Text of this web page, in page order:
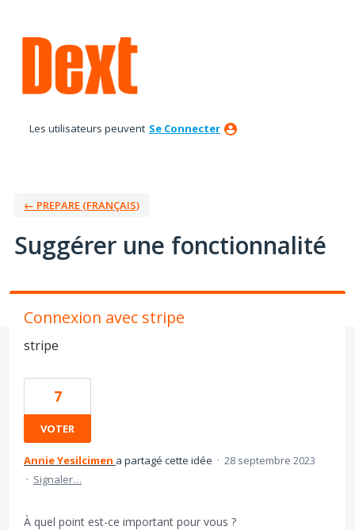
au
contenu
Les utilisateurs peuvent Se Connecter
← PREPARE (FRANÇAIS)
Suggérer une fonctionnalité
Connexion avec stripe
stripe
7
VOTER
Annie Yesilcimen a partagé cette idée · 28 septembre 2023
· Signaler…
À quel point est-ce important pour vous ?